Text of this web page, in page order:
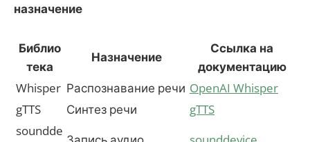
назначение
Библио
тека
Назначение
Ссылка на
документацию
Whisper Распознавание речи OpenAI Whisper
gTTS
Синтез речи
gTTS
soundde